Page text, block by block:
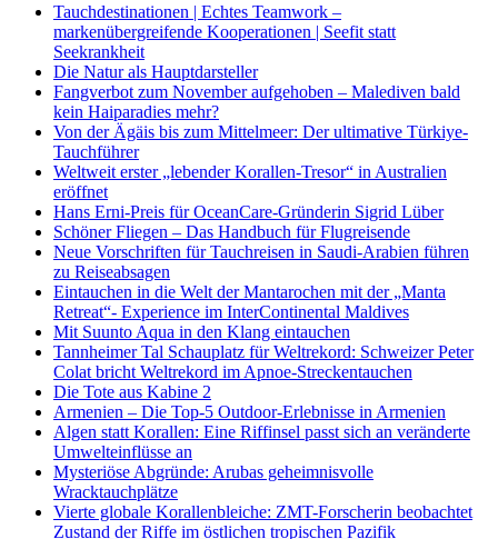
Tauchdestinationen | Echtes Teamwork –
markenübergreifende Kooperationen | Seefit statt
Seekrankheit
Die Natur als Hauptdarsteller
Fangverbot zum November aufgehoben – Malediven bald
kein Haiparadies mehr?
Von der Ägäis bis zum Mittelmeer: Der ultimative Türkiye-
Tauchführer
Weltweit erster „lebender Korallen-Tresor“ in Australien
eröffnet
Hans Erni-Preis für OceanCare-Gründerin Sigrid Lüber
Schöner Fliegen – Das Handbuch für Flugreisende
Neue Vorschriften für Tauchreisen in Saudi-Arabien führen
zu Reiseabsagen
Eintauchen in die Welt der Mantarochen mit der „Manta
Retreat“- Experience im InterContinental Maldives
Mit Suunto Aqua in den Klang eintauchen
Tannheimer Tal Schauplatz für Weltrekord: Schweizer Peter
Colat bricht Weltrekord im Apnoe-Streckentauchen
Die Tote aus Kabine 2
Armenien – Die Top-5 Outdoor-Erlebnisse in Armenien
Algen statt Korallen: Eine Riffinsel passt sich an veränderte
Umwelteinflüsse an
Mysteriöse Abgründe: Arubas geheimnisvolle
Wracktauchplätze
Vierte globale Korallenbleiche: ZMT-Forscherin beobachtet
Zustand der Riffe im östlichen tropischen Pazifik